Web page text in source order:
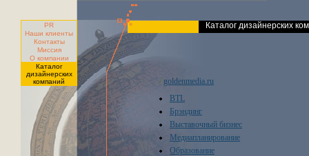
PR
Наши клиенты
Контакты
Миссия
О компании
Каталог
дизайнерских
компаний
Каталог дизайнерских
/ goldenmedia.ru
BTL
Брэндинг
Выставочный бизнес
Медиапланирование
Образование